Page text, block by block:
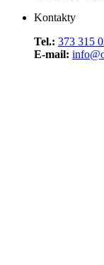
Kontakty
Tel.: 373 315
E-mail: